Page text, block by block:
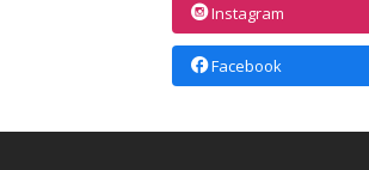
Instagram
Facebook